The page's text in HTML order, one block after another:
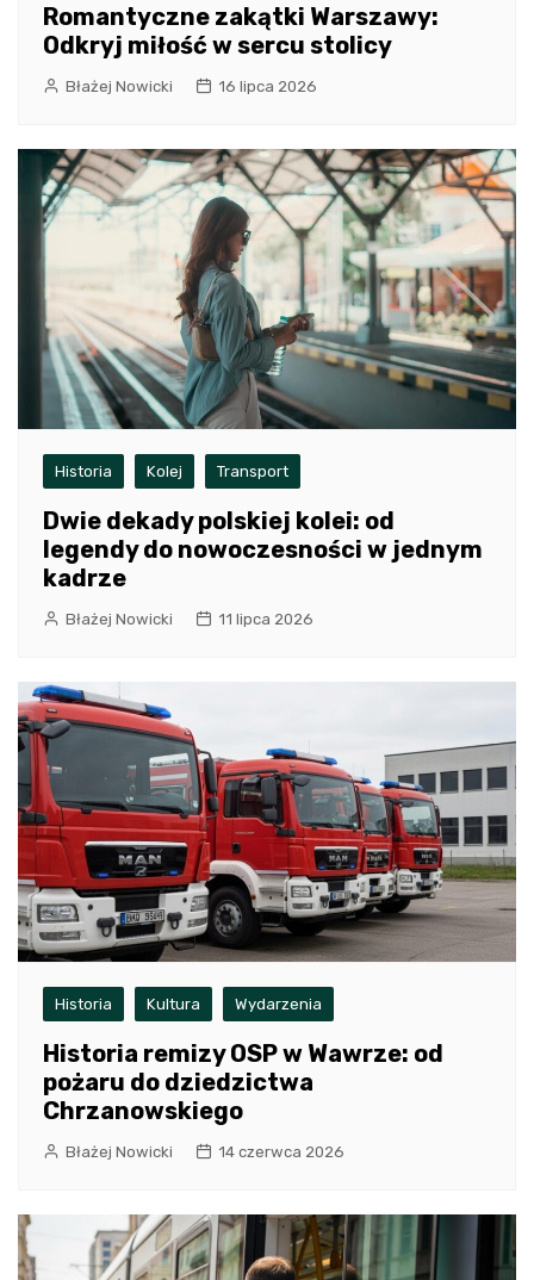
Romantyczne zakątki Warszawy:
Odkryj miłość w sercu stolicy
Błażej Nowicki 16 lipca 2026
Historia Kolej Transport
Dwie dekady polskiej kolei: od
legendy do nowoczesności w jednym
kadrze
Błażej Nowicki 11 lipca 2026
Historia Kultura Wydarzenia
Historia remizy OSP w Wawrze: od
pożaru do dziedzictwa
Chrzanowskiego
Błażej Nowicki 14 czerwca 2026